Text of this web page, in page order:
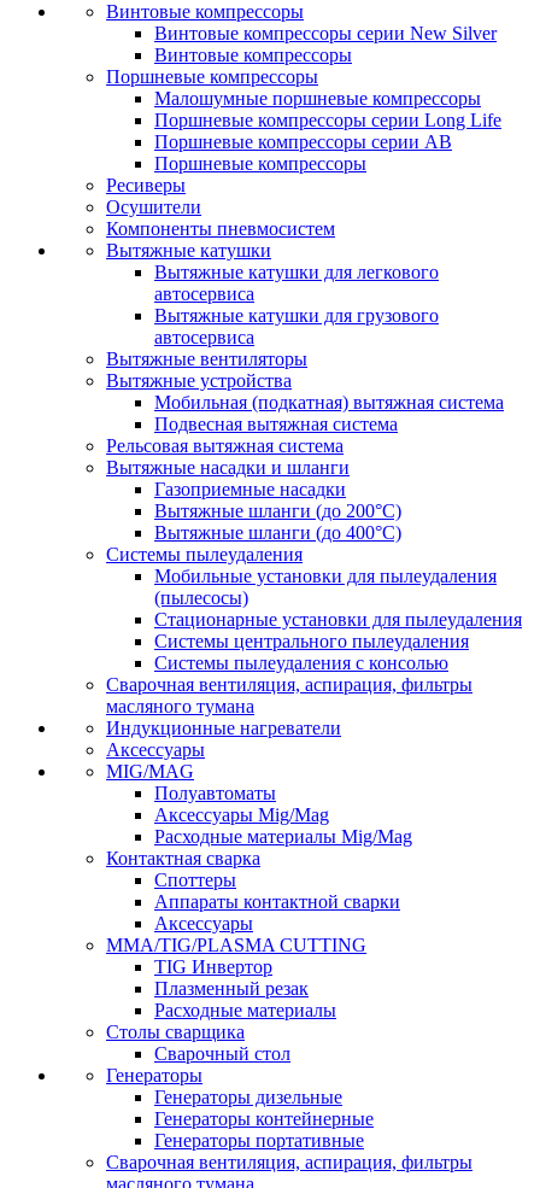
Винтовые компрессоры
Винтовые компрессоры серии New Silver
Винтовые компрессоры
Поршневые компрессоры
Малошумные поршневые компрессоры
Поршневые компрессоры серии Long Life
Поршневые компрессоры серии AB
Поршневые компрессоры
Ресиверы
Осушители
Компоненты пневмосистем
Вытяжные катушки
Вытяжные катушки для легкового
автосервиса
Вытяжные катушки для грузового
автосервиса
Вытяжные вентиляторы
Вытяжные устройства
Мобильная (подкатная) вытяжная система
Подвесная вытяжная система
Рельсовая вытяжная система
Вытяжные насадки и шланги
Газоприемные насадки
Вытяжные шланги (до 200°C)
Вытяжные шланги (до 400°C)
Системы пылеудаления
Мобильные установки для пылеудаления
(пылесосы)
Стационарные установки для пылеудаления
Системы центрального пылеудаления
Системы пылеудаления с консолью
Сварочная вентиляция, аспирация, фильтры
масляного тумана
Индукционные нагреватели
Аксессуары
MIG/MAG
Полуавтоматы
Аксессуары Mig/Mag
Расходные материалы Mig/Mag
Контактная сварка
Споттеры
Аппараты контактной сварки
Аксессуары
MMA/TIG/PLASMA CUTTING
TIG Инвертор
Плазменный резак
Расходные материалы
Столы сварщика
Сварочный стол
Генераторы
Генераторы дизельные
Генераторы контейнерные
Генераторы портативные
Сварочная вентиляция, аспирация, фильтры
масляного тумана